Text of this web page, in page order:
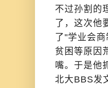
不过孙割的
了，这次
了"学业会
贫困等原因
嘴。于是他
北大BBS发